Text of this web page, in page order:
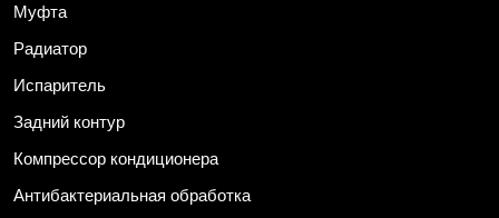
Муфта
Радиатор
Испаритель
Задний контур
Компрессор кондиционера
Антибактериальная обработка